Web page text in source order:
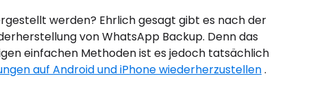
werden? Ehrlich gesagt gibt es nach der
von WhatsApp Backup. Denn das
einfachen Methoden ist es jedoch tatsächlich
auf Android und iPhone wiederherzustellen.